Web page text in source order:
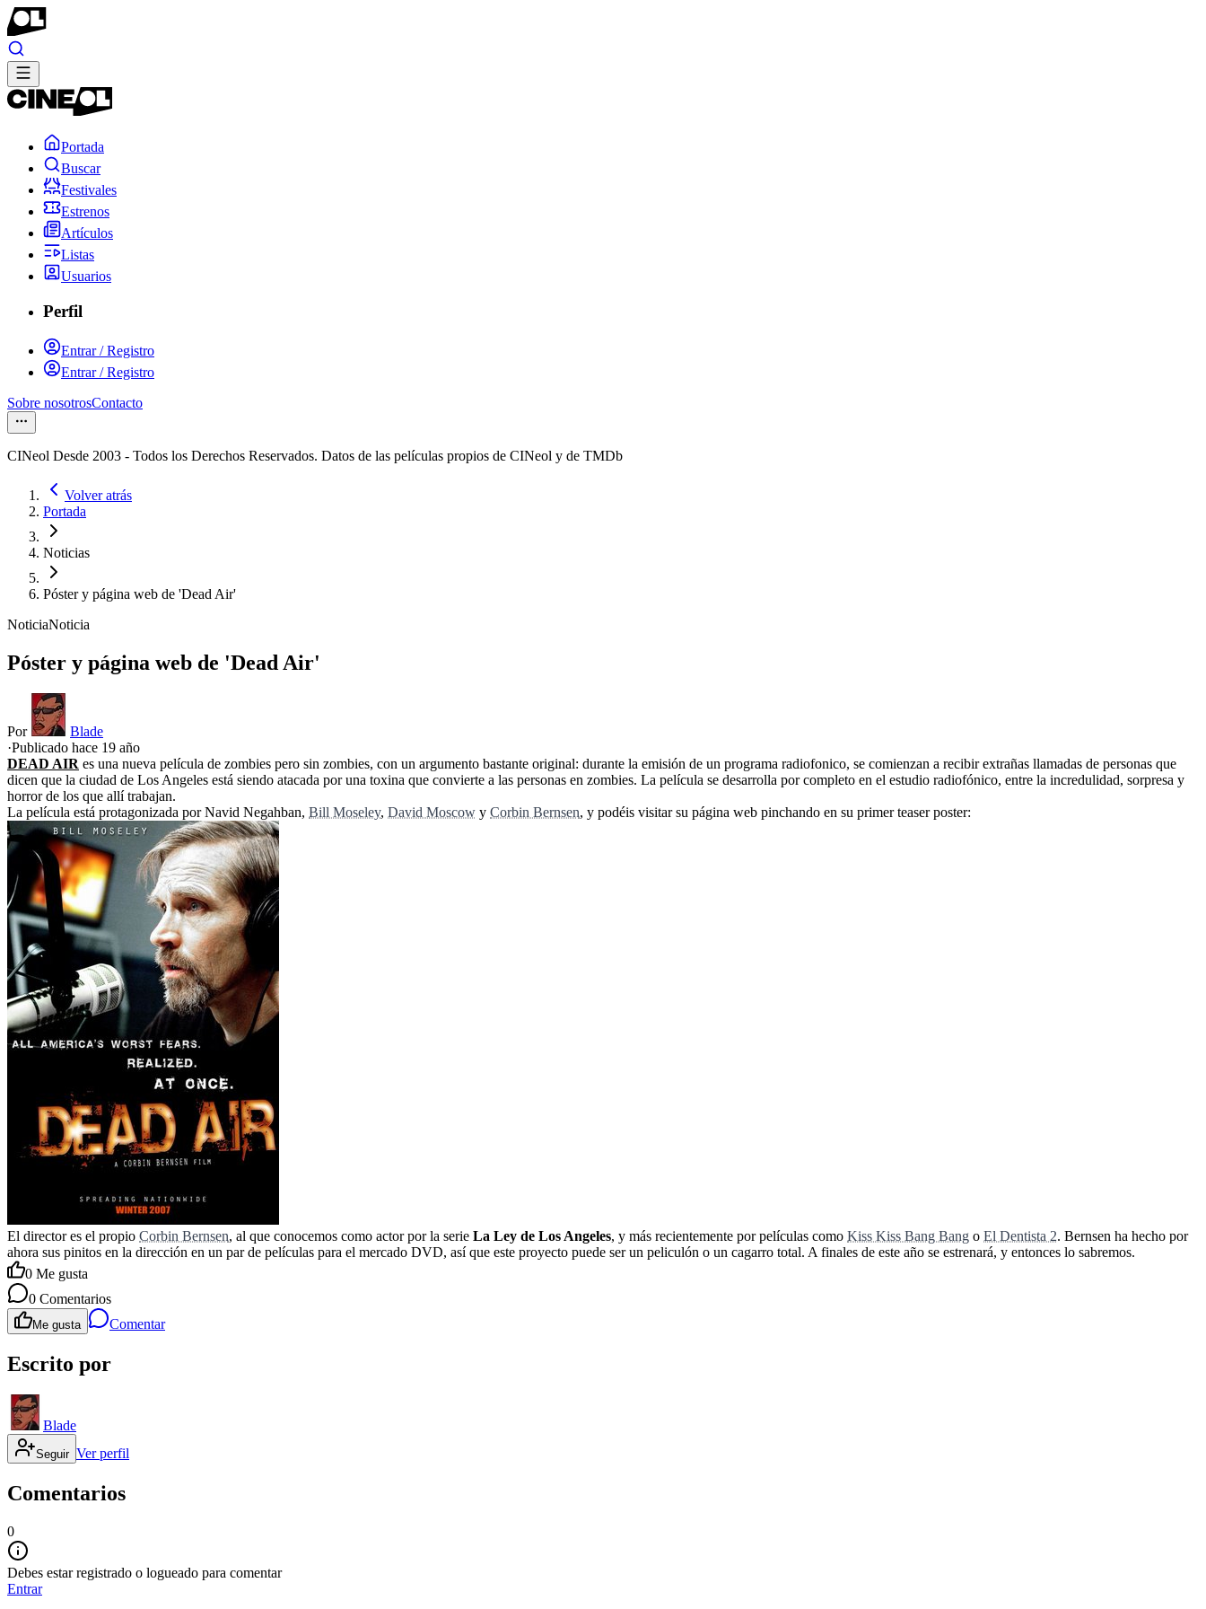
Portada
Buscar
Festivales
Estrenos
Artículos
Listas
Usuarios
Perfil
Entrar / Registro
Entrar / Registro
Sobre nosotrosContacto
CINeol Desde 2003 - Todos los Derechos Reservados. Datos de las películas propios de CINeol y de TMDb
Volver atrás
Portada
Noticias
Póster y página web de 'Dead Air'
NoticiaNoticia
Póster y página web de 'Dead Air'
Por
Blade
·Publicado hace 19 año
DEAD AIR es una nueva película de zombies pero sin zombies, con un argumento bastante original: durante la emisión de un programa radiofonico, se comienzan a recibir extrañas llamadas de personas que
dicen que la ciudad de Los Angeles está siendo atacada por una toxina que convierte a las personas en zombies. La película se desarrolla por completo en el estudio radiofónico, entre la incredulidad, sorpresa y
horror de los que allí trabajan.
La película está protagonizada por Navid Negahban, Bill Moseley, David Moscow y Corbin Bernsen, y podéis visitar su página web pinchando en su primer teaser poster:
El director es el propio Corbin Bernsen, al que conocemos como actor por la serie La Ley de Los Angeles, y más recientemente por películas como Kiss Kiss Bang Bang o El Dentista 2. Bernsen ha hecho por
ahora sus pinitos en la dirección en un par de películas para el mercado DVD, así que este proyecto puede ser un peliculón o un cagarro total. A finales de este año se estrenará, y entonces lo sabremos.
0 Me gusta
0 Comentarios
Me gusta Comentar
Escrito por
Blade
Seguir Ver perfil
Comentarios
0
Debes estar registrado o logueado para comentar
Entrar